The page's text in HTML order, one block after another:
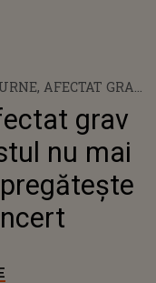
AFECTAT GRAV
ARTISTUL NU
ȘI SE
DE ULTIMUL
grav
nu mai